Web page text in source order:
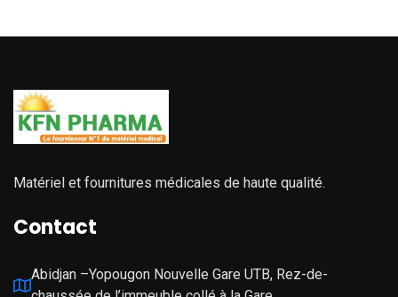
Matériel et fournitures médicales de haute qualité.
Contact
Abidjan –Yopougon Nouvelle Gare UTB, Rez-de-